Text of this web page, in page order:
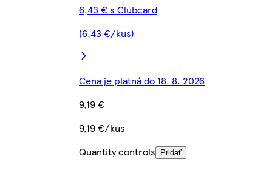
6,43 € s Clubcard
(6,43 €/kus)
Cena je platná do 18. 8. 2026
9,19 €
9,19 €/kus
Quantity controls
Pridať